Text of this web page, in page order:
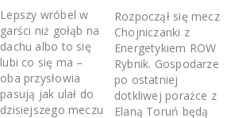
Lepszy wróbel w
garści niż gołąb na
dachu albo to się
lubi co się ma –
oba przysłowia
pasują jak ulał do
dzisiejszego meczu
Rozpoczął się mecz
Chojniczanki z
Energetykiem ROW
Rybnik. Gospodarze
po ostatniej
dotkliwej porażce z
Elaną Toruń będą